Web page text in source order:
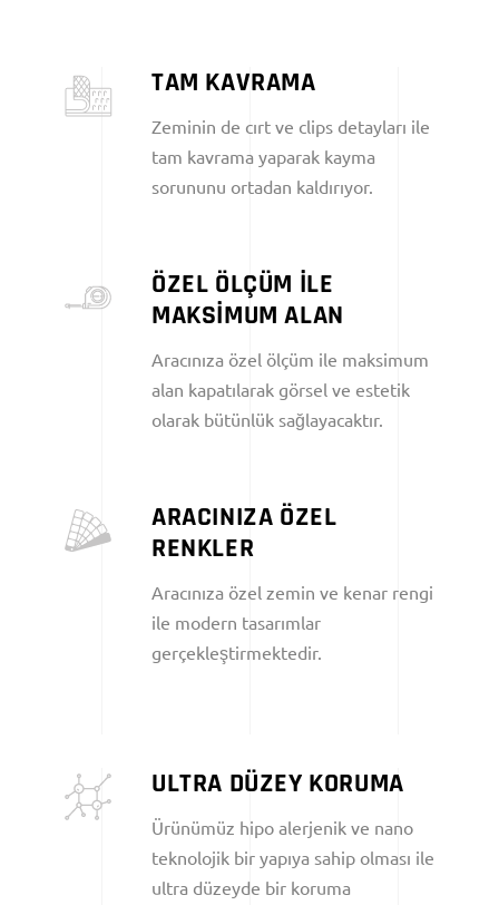
TAM KAVRAMA
Zeminin de cırt ve clips detayları ile
tam kavrama yaparak kayma
sorununu ortadan kaldırıyor.
ÖZEL ÖLÇÜM İLE
MAKSİMUM ALAN
Aracınıza özel ölçüm ile maksimum
alan kapatılarak görsel ve estetik
olarak bütünlük sağlayacaktır.
ARACINIZA ÖZEL
RENKLER
Aracınıza özel zemin ve kenar rengi
ile modern tasarımlar
gerçekleştirmektedir.
ULTRA DÜZEY KORUMA
Ürünümüz hipo alerjenik ve nano
teknolojik bir yapıya sahip olması ile
ultra düzeyde bir koruma